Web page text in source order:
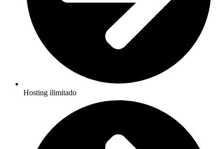
Hosting ilimitado